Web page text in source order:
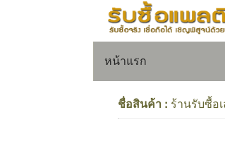
หน้าแรก
ชื่อสินค้า : ร้านรับซื้อ